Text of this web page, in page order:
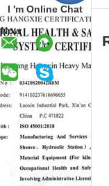
I 'm Online Chat
Now